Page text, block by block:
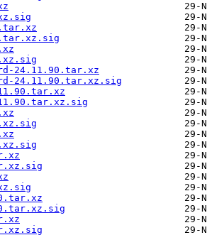
24.11.90.tar.xz
24.11.90.tar.xz.sig